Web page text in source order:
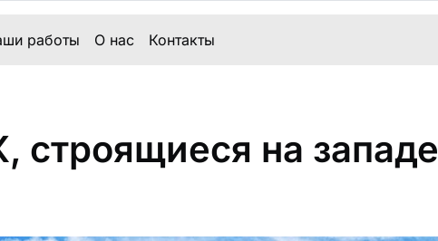
работы О нас Контакты
на западе